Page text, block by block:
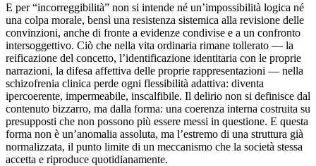
E per “incorreggibilità” non si intende né un’impossibilità logica né
una colpa morale, bensì una resistenza sistemica alla revisione delle
convinzioni, anche di fronte a evidenze condivise e a un confronto
intersoggettivo. Ciò che nella vita ordinaria rimane tollerato — la
reificazione del concetto, l’identificazione identitaria con le proprie
narrazioni, la difesa affettiva delle proprie rappresentazioni — nella
schizofrenia clinica perde ogni flessibilità adattiva: diventa
ipercoerente, impermeabile, inscalfibile. Il delirio non si definisce dal
contenuto bizzarro, ma dalla forma: una coerenza interna costruita su
presupposti che non possono più essere messi in questione. E questa
forma non è un’anomalia assoluta, ma l’estremo di una struttura già
normalizzata, il punto limite di un meccanismo che la società stessa
accetta e riproduce quotidianamente.